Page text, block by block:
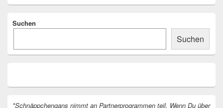
Suchen
Suchen
*Schnäppchengans nimmt an Partnerprogrammen teil. Wenn Du über